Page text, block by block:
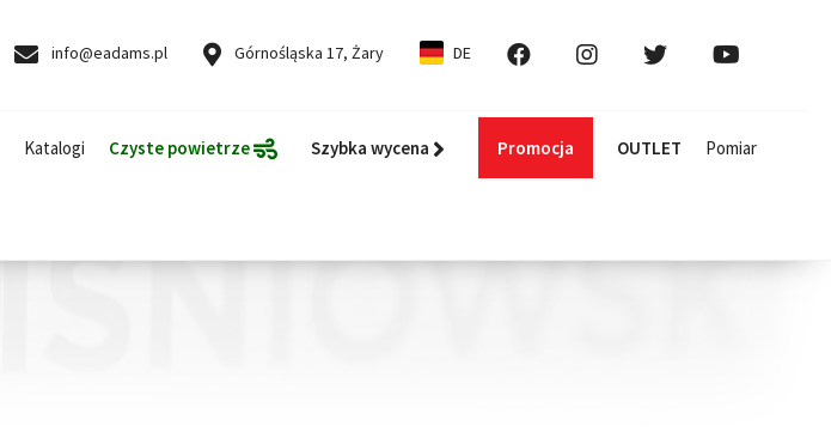
info@eadams.pl Górnośląska 17, Żary DE
Katalogi Czyste powietrze Szybka wycena Promocja OUTLET Pomiar